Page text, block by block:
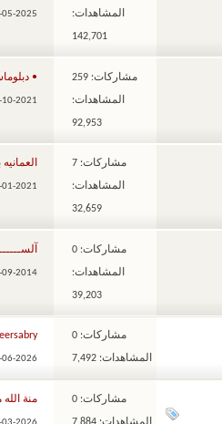
المشاهدات:
142,701
05-2025,
مشاركات: 259
المشاهدات:
92,953
•
2021,
مشاركات: 7
المشاهدات:
32,659
2021,
مشاركات: 0
المشاهدات:
39,203
2014,
مشاركات: 0
المشاهدات: 7,492 2026,
مشاركات: 0 منة